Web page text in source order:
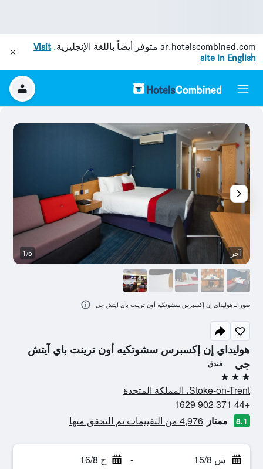
ar.hotelscombined.com متوفر أيضاً باللغة الإنجليزية.Visit
site in English
هوليداي إن إكسبرس سشوتكيه أون ترينت باي آيتش
جي
فندق
3 نجوم
Stoke-on-Trent، المملكة المتحدة
+44 371 902 1629
8.1 ممتاز 4,976 من التقييمات تم التحقق منها
س 15/8 - ح 16/8
آخر 1/5
صور لـ هوليداي إن إكسبرس سشوتكيه أون ترينت باي آيتش جي